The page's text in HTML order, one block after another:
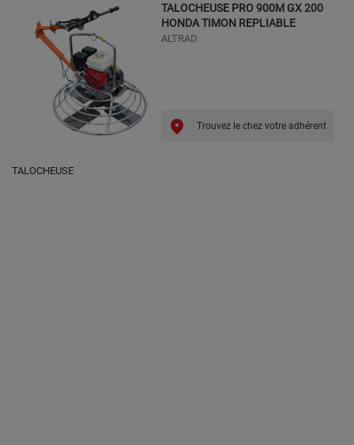
TALOCHEUSE PRO 900M GX 200
HONDA TIMON REPLIABLE
ALTRAD
Trouvez le chez votre adhérent
TALOCHEUSE